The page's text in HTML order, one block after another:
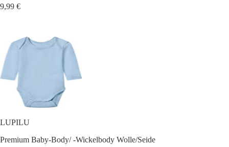
9,99 €
LUPILU
Premium Baby-Body/ -Wickelbody Wolle/Seide